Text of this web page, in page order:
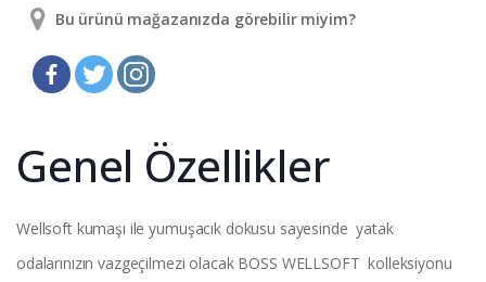
Bu ürünü mağazanızda görebilir miyim?
Genel Özellikler
Wellsoft kumaşı ile yumuşacık dokusu sayesinde yatak
odalarınızın vazgeçilmezi olacak BOSS WELLSOFT kolleksiyonu